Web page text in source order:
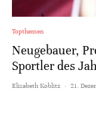
Topthemen
Neugebauer,
Sportler des
Elisabeth Koblitz · 21.